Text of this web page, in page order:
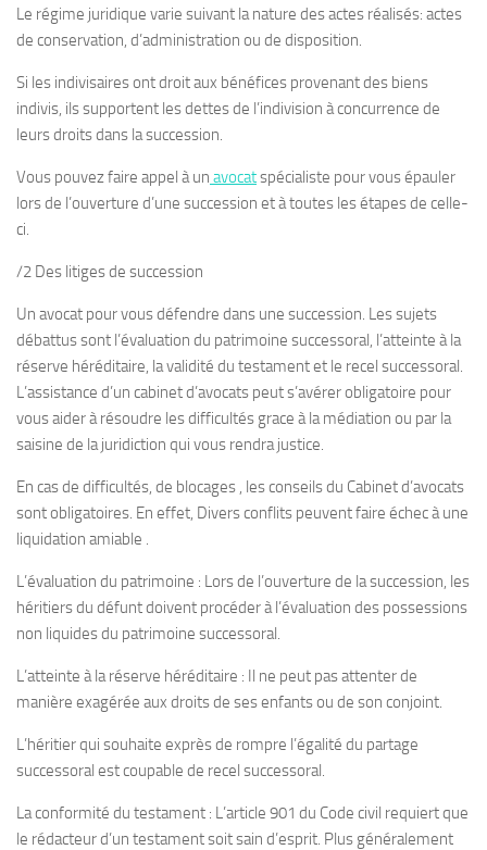
Le régime juridique varie suivant la nature des actes réalisés: actes
de conservation, d’administration ou de disposition.
Si les indivisaires ont droit aux bénéfices provenant des biens
indivis, ils supportent les dettes de l’indivision à concurrence de
leurs droits dans la succession.
Vous pouvez faire appel à un avocatspécialiste pour vous épauler
lors de l’ouverture d’une succession et à toutes les étapes de celle-
ci.
/2 Des litiges de succession
Un avocat pour vous défendre dans une succession. Les sujets
débattus sont l’évaluation du patrimoine successoral, l’atteinte à la
réserve héréditaire, la validité du testament et le recel successoral.
L’assistance d’un cabinet d’avocats peut s’avérer obligatoire pour
vous aider à résoudre les difficultés grace à la médiation ou par la
saisine de la juridiction qui vous rendra justice.
En cas de difficultés, de blocages , les conseils du Cabinet d’avocats
sont obligatoires. En effet, Divers conflits peuvent faire échec à une
liquidation amiable .
L’évaluation du patrimoine : Lors de l’ouverture de la succession, les
héritiers du défunt doivent procéder à l’évaluation des possessions
non liquides du patrimoine successoral.
L’atteinte à la réserve héréditaire : Il ne peut pas attenter de
manière exagérée aux droits de ses enfants ou de son conjoint.
L’héritier qui souhaite exprès de rompre l’égalité du partage
successoral est coupable de recel successoral.
La conformité du testament : L’article 901 du Code civil requiert que
le rédacteur d’un testament soit sain d’esprit. Plus généralement